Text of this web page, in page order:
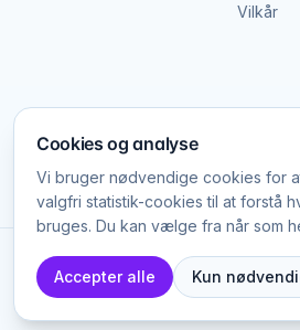
festteltet i gyldent lys
og lyd for en helstøbt oplevelse.
kr. pr. dag inkl. opsætning.
i prisen.
effektlys kræver derimod
Vilkår
Platform Labs ApS,
Cookies og analyse
Vi bruger nødvendige cookies for
valgfri statistik-cookies til at forstå
bruges. Du kan vælge fra når som
Accepter alle Kun